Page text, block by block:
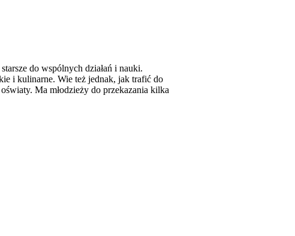
do wspólnych działań i nauki.
i kulinarne. Wie też jednak, jak trafić do
Ma młodzieży do przekazania kilka